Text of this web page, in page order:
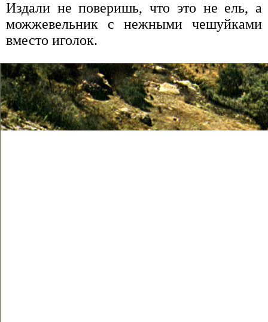
Издали не поверишь, что это не ель, а
можжевельник с нежными чешуйками
вместо иголок.